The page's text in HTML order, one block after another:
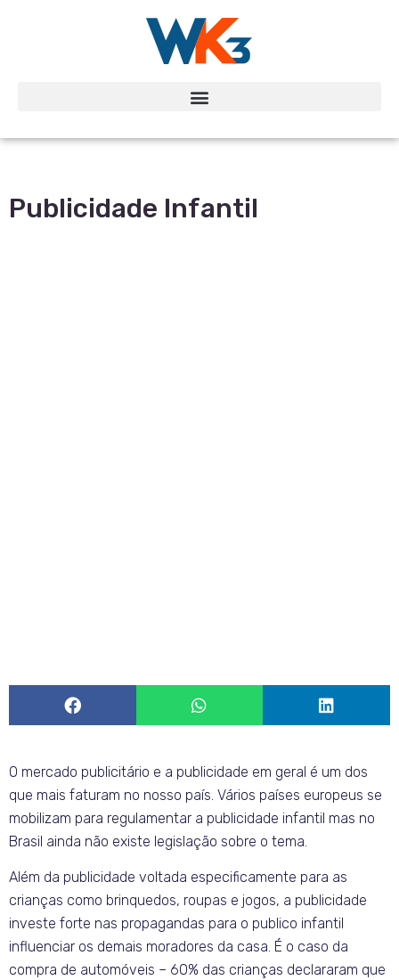
Publicidade Infantil
O mercado publicitário e a publicidade em geral é um dos
que mais faturam no nosso país. Vários países europeus se
mobilizam para regulamentar a publicidade infantil mas no
Brasil ainda não existe legislação sobre o tema.
Além da publicidade voltada especificamente para as
crianças como brinquedos, roupas e jogos, a publicidade
investe forte nas propagandas para o publico infantil
influenciar os demais moradores da casa. É o caso da
compra de automóveis – 60% das crianças declararam que